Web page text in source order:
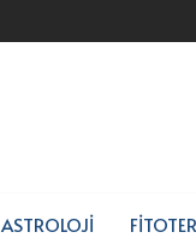
ASTROLOJI